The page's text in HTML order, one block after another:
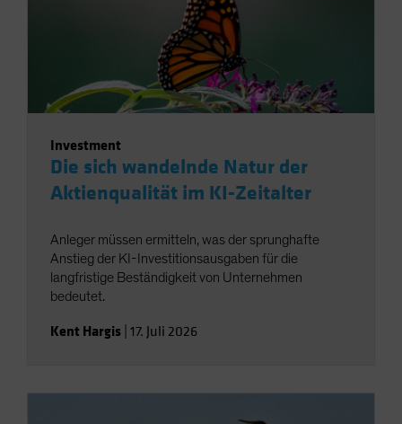
Investment
Die sich wandelnde Natur der
Aktienqualität im KI-Zeitalter
Anleger müssen ermitteln, was der sprunghafte
Anstieg der KI-Investitionsausgaben für die
langfristige Beständigkeit von Unternehmen
bedeutet.
Kent Hargis 17. Juli 2026